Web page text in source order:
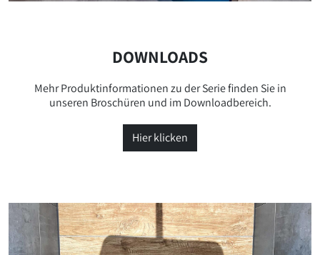
DOWNLOADS
Mehr Produktinformationen zu der Serie finden Sie in
unseren Broschüren und im Downloadbereich.
Hier klicken